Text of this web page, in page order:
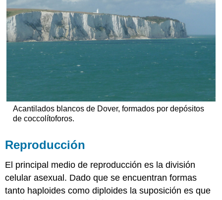
Acantilados blancos de Dover, formados por depósitos
de coccolítoforos.
Reproducción
El principal medio de reproducción es la división
celular asexual. Dado que se encuentran formas
tanto haploides como diploides la suposición es que